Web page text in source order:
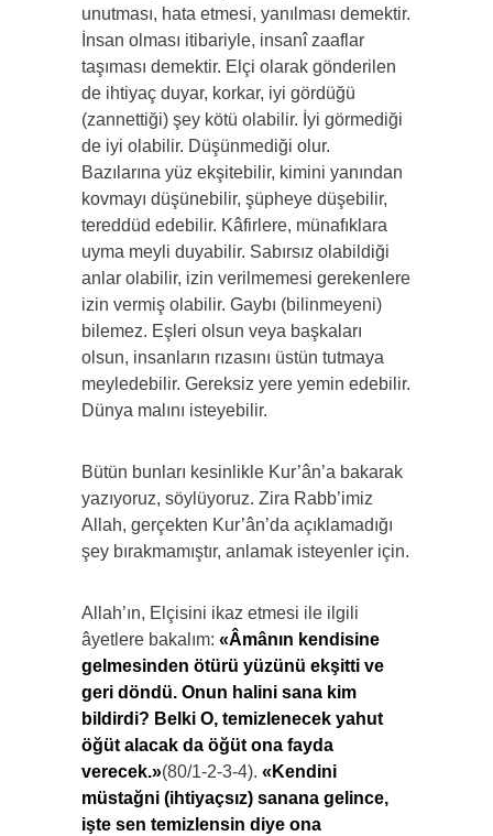
unutması, hata etmesi, yanılması demektir.
İnsan olması itibariyle, insanî zaaflar
taşıması demektir. Elçi olarak gönderilen
de ihtiyaç duyar, korkar, iyi gördüğü
(zannettiği) şey kötü olabilir. İyi görmediği
de iyi olabilir. Düşünmediği olur.
Bazılarına yüz ekşitebilir, kimini yanından
kovmayı düşünebilir, şüpheye düşebilir,
tereddüd edebilir. Kâfirlere, münafıklara
uyma meyli duyabilir. Sabırsız olabildiği
anlar olabilir, izin verilmemesi gerekenlere
izin vermiş olabilir. Gaybı (bilinmeyeni)
bilemez. Eşleri olsun veya başkaları
olsun, insanların rızasını üstün tutmaya
meyledebilir. Gereksiz yere yemin edebilir.
Dünya malını isteyebilir.
Bütün bunları kesinlikle Kur’ân’a bakarak
yazıyoruz, söylüyoruz. Zira Rabb’imiz
Allah, gerçekten Kur’ân’da açıklamadığı
şey bırakmamıştır, anlamak isteyenler için.
Allah’ın, Elçisini ikaz etmesi ile ilgili
âyetlere bakalım: «Âmânın kendisine
gelmesinden ötürü yüzünü ekşitti ve
geri döndü. Onun halini sana kim
bildirdi? Belki O, temizlenecek yahut
öğüt alacak da öğüt ona fayda
verecek.»(80/1-2-3-4). «Kendini
müstağni (ihtiyaçsız) sanana gelince,
işte sen temizlensin diye ona